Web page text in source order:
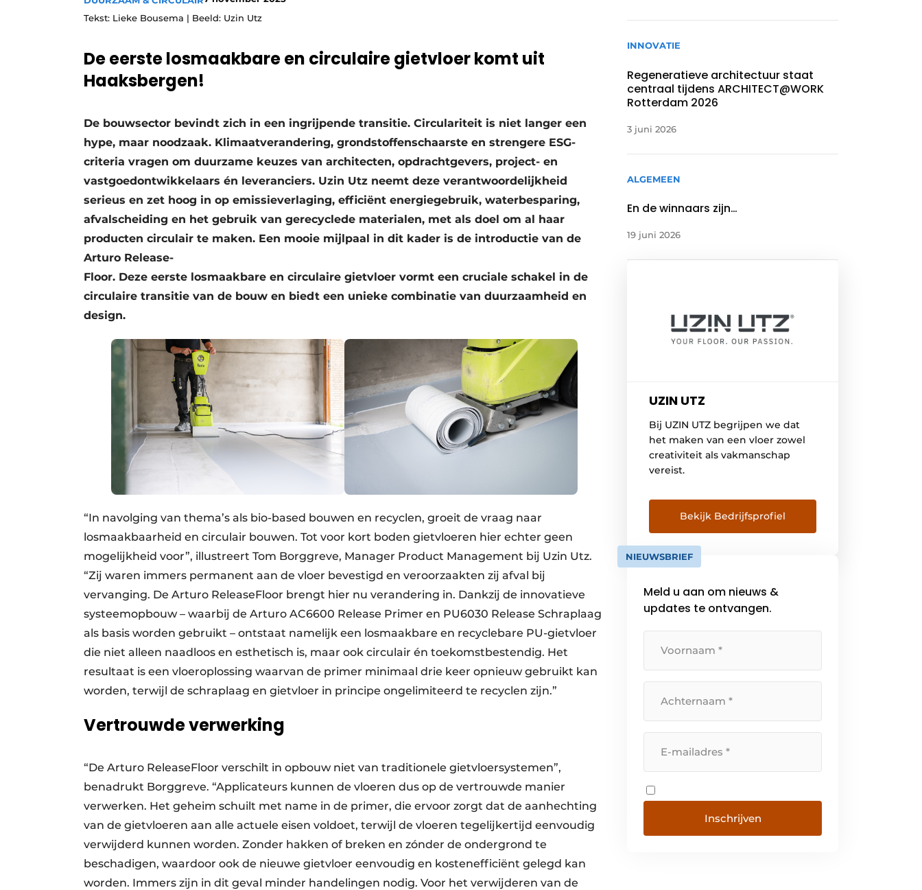
Tekst: Lieke Bousema | Beeld: Uzin Utz
De eerste losmaakbare en circulaire gietvloer komt uit
Haaksbergen!
De bouwsector bevindt zich in een ingrijpende transitie. Circulariteit is niet langer een
hype, maar noodzaak. Klimaatverandering, grondstoffenschaarste en strengere ESG-
criteria vragen om duurzame keuzes van architecten, opdrachtgevers, project- en
vastgoedontwikkelaars én leveranciers. Uzin Utz neemt deze verantwoordelijkheid
serieus en zet hoog in op emissieverlaging, efficiënt energiegebruik, waterbesparing,
afvalscheiding en het gebruik van gerecyclede materialen, met als doel om al haar
producten circulair te maken. Een mooie mijlpaal in dit kader is de introductie van de
Arturo Release-
Floor. Deze eerste losmaakbare en circulaire gietvloer vormt een cruciale schakel in de
circulaire transitie van de bouw en biedt een unieke combinatie van duurzaamheid en
design.
“In navolging van thema’s als bio-based bouwen en recyclen, groeit de vraag naar
losmaakbaarheid en circulair bouwen. Tot voor kort boden gietvloeren hier echter geen
mogelijkheid voor”, illustreert Tom Borggreve, Manager Product Management bij Uzin Utz.
“Zij waren immers permanent aan de vloer bevestigd en veroorzaakten zij afval bij
vervanging. De Arturo ReleaseFloor brengt hier nu verandering in. Dankzij de innovatieve
systeemopbouw – waarbij de Arturo AC6600 Release Primer en PU6030 Release Schraplaag
als basis worden gebruikt – ontstaat namelijk een losmaakbare en recyclebare PU-gietvloer
die niet alleen naadloos en esthetisch is, maar ook circulair én toekomstbestendig. Het
resultaat is een vloeroplossing waarvan de primer minimaal drie keer opnieuw gebruikt kan
worden, terwijl de schraplaag en gietvloer in principe ongelimiteerd te recyclen zijn.”
Vertrouwde verwerking
“De Arturo ReleaseFloor verschilt in opbouw niet van traditionele gietvloersystemen”,
benadrukt Borggreve. “Applicateurs kunnen de vloeren dus op de vertrouwde manier
verwerken. Het geheim schuilt met name in de primer, die ervoor zorgt dat de aanhechting
van de gietvloeren aan alle actuele eisen voldoet, terwijl de vloeren tegelijkertijd eenvoudig
verwijderd kunnen worden. Zonder hakken of breken en zónder de ondergrond te
beschadigen, waardoor ook de nieuwe gietvloer eenvoudig en kostenefficiënt gelegd kan
worden. Immers zijn in dit geval minder handelingen nodig. Voor het verwijderen van de
INNOVATIE
Regeneratieve architectuur staat
centraal tijdens ARCHITECT@WORK
Rotterdam 2026
3 juni 2026
ALGEMEEN
En de winnaars zijn…
19 juni 2026
UZIN UTZ
Bij UZIN UTZ begrijpen we dat
het maken van een vloer zowel
creativiteit als vakmanschap
vereist.
Bekijk Bedrijfsprofiel
NIEUWSBRIEF
Meld u aan om nieuws &
updates te ontvangen.
Inschrijven